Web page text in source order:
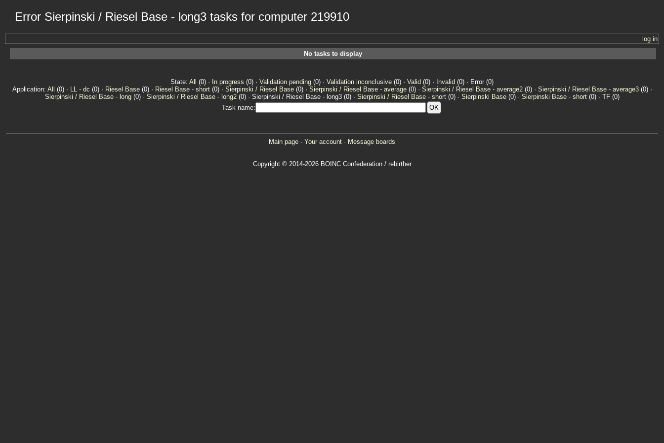
Error Sierpinski / Riesel Base - long3 tasks for computer 219910
log in
No tasks to display
State: All (0) · In progress (0) · Validation pending (0) · Validation inconclusive (0) · Valid (0) · Invalid (0) · Error (0)
Application: All (0) · LL - dc (0) · Riesel Base(0) · Riesel Base - short(0) · Sierpinski / Riesel Base(0) · Sierpinski / Riesel Base - average(0) · Sierpinski / Riesel Base - average2(0) · Sierpinski / Riesel Base - average3(0) ·
Sierpinski / Riesel Base - long(0) · Sierpinski / Riesel Base - long2(0) · Sierpinski / Riesel Base - long3 (0) · Sierpinski / Riesel Base - short(0) · Sierpinski Base(0) · Sierpinski Base - short(0) · TF(0)
Task name:
Main page · Your account · Message boards
Copyright © 2014-2026 BOINC Confederation / rebirther